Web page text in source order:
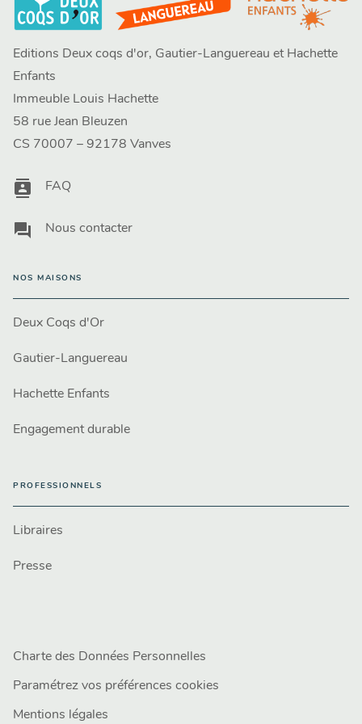
Editions Deux coqs d'or, Gautier-Languereau et Hachette
Enfants
Immeuble Louis Hachette
58 rue Jean Bleuzen
CS 70007 – 92178 Vanves
contacts FAQ
question_answer Nous contacter
NOS MAISONS
Deux Coqs d'Or
Gautier-Languereau
Hachette Enfants
Engagement durable
PROFESSIONNELS
Libraires
Presse
Charte des Données Personnelles
Paramétrez vos préférences cookies
Mentions légales